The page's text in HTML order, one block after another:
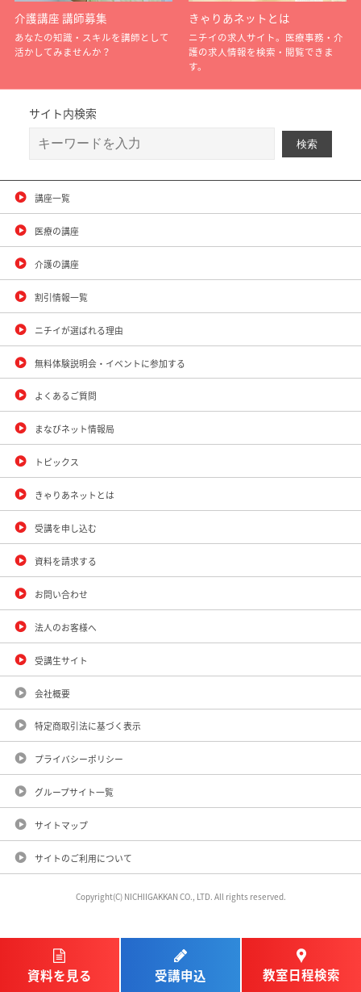
介護講座 講師募集
あなたの知識・スキルを講師として
活かしてみませんか？
きゃりあネットとは
ニチイの求人サイト。医療事務・介
護の求人情報を検索・閲覧できま
す。
サイト内検索
講座一覧
医療の講座
介護の講座
割引情報一覧
ニチイが選ばれる理由
無料体験説明会・イベントに参加する
よくあるご質問
まなびネット情報局
トピックス
きゃりあネットとは
受講を申し込む
資料を請求する
お問い合わせ
法人のお客様へ
受講生サイト
会社概要
特定商取引法に基づく表示
プライバシーポリシー
グループサイト一覧
サイトマップ
サイトのご利用について
Copyright(C) NICHIIGAKKAN CO., LTD. All rights reserved.
資料を見る 受講申込 教室日程検索